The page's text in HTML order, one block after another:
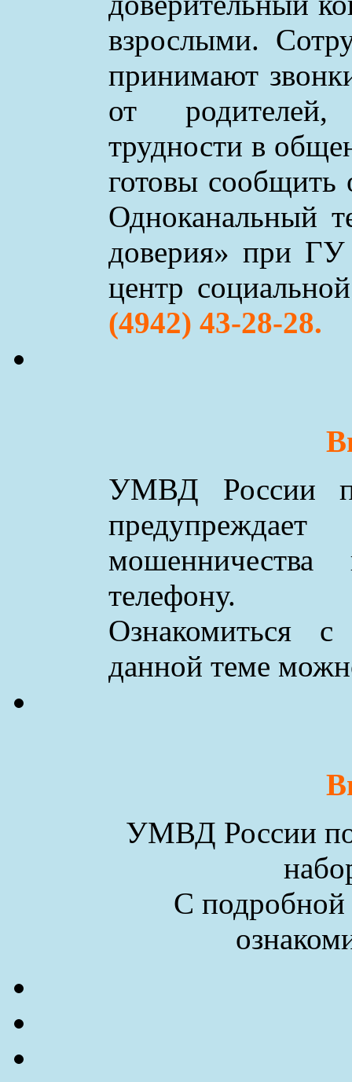
взрослыми.
принимают
от
трудности в
готовы сообщить
Одноканальный
доверия» при ГУ
центр
(4942) 43-28-28.
УМВД России
телефону.
Ознакомиться
данной теме
УМВД России по
С